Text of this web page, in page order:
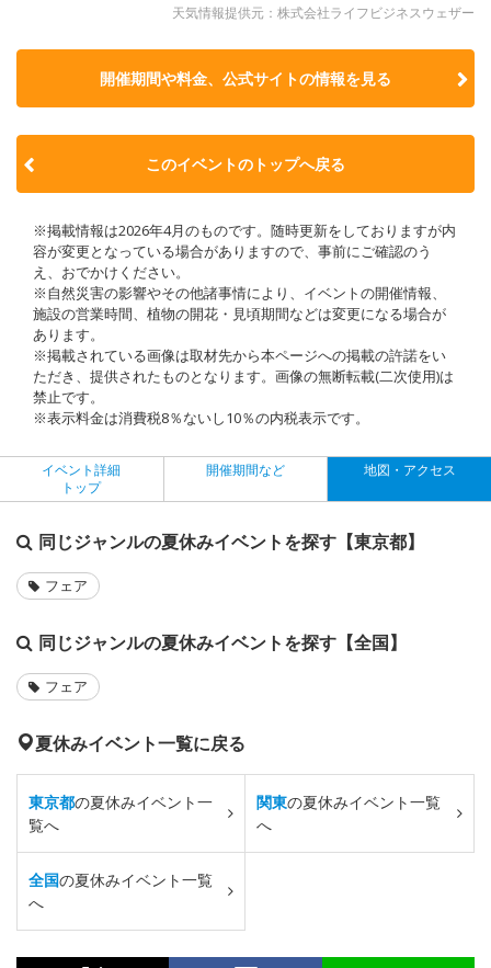
天気情報提供元：株式会社ライフビジネスウェザー
開催期間や料金、公式サイトの情報を見る
このイベントのトップへ戻る
※掲載情報は2026年4月のものです。随時更新をしておりますが内
容が変更となっている場合がありますので、事前にご確認のう
え、おでかけください。
※自然災害の影響やその他諸事情により、イベントの開催情報、
施設の営業時間、植物の開花・見頃期間などは変更になる場合が
あります。
※掲載されている画像は取材先から本ページへの掲載の許諾をい
ただき、提供されたものとなります。画像の無断転載(二次使用)は
禁止です。
※表示料金は消費税8％ないし10％の内税表示です。
イベント詳細
トップ
開催期間など 地図・アクセス
同じジャンルの夏休みイベントを探す【東京都】
フェア
同じジャンルの夏休みイベントを探す【全国】
フェア
夏休みイベント一覧に戻る
東京都の夏休みイベント一
覧へ
関東の夏休みイベント一覧
へ
全国の夏休みイベント一覧
へ